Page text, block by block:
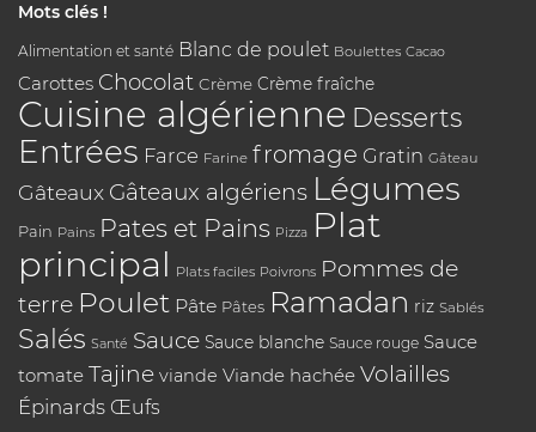
Mots clés !
Alimentation et santé Blanc de poulet Boulettes Cacao
Carottes Chocolat Crème Crème fraîche
Cuisine algérienne Desserts
Entrées Farce Farine fromage Gratin Gâteau
Gâteaux Gâteaux algériens Légumes
Pain Pains Pates et Pains Pizza Plat
principal Plats faciles Poivrons Pommes de
terre Poulet Pâte Pâtes Ramadan riz Sablés
Salés Santé Sauce Sauce blanche Sauce rouge Sauce
tomate Tajine viande Viande hachée Volailles
Épinards Œufs